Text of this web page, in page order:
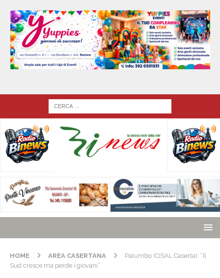
HOME AREA CASERTANA
Palumbo (CISAL Caserta): “Il
Sud cresce ma perde i giovani”